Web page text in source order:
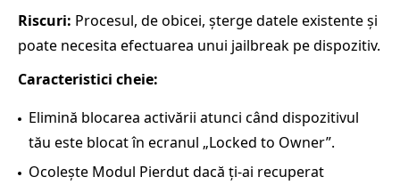
Riscuri: Procesul, de obicei, șterge datele existente și
poate necesita efectuarea unui jailbreak pe dispozitiv.
Caracteristici cheie:
Elimină blocarea activării atunci când dispozitivul
tău este blocat în ecranul „Locked to Owner”.
Ocolește Modul Pierdut dacă ți‑ai recuperat